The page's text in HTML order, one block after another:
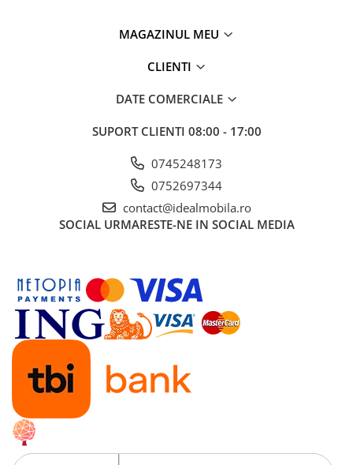
MAGAZINUL MEU
CLIENTI
DATE COMERCIALE
SUPORT CLIENTI 08:00 - 17:00
0745248173
0752697344
contact@idealmobila.ro
SOCIAL URMARESTE-NE IN SOCIAL MEDIA